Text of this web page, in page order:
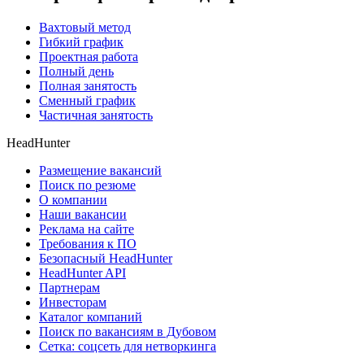
Вахтовый метод
Гибкий график
Проектная работа
Полный день
Полная занятость
Сменный график
Частичная занятость
HeadHunter
Размещение вакансий
Поиск по резюме
О компании
Наши вакансии
Реклама на сайте
Требования к ПО
Безопасный HeadHunter
HeadHunter API
Партнерам
Инвесторам
Каталог компаний
Поиск по вакансиям в Дубовом
Сетка: соцсеть для нетворкинга